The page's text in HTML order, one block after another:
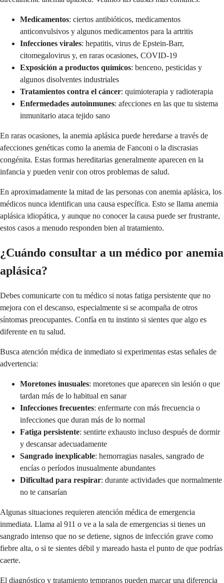
Medicamentos: ciertos antibióticos, medicamentos
anticonvulsivos y algunos medicamentos para la artritis
Infecciones virales: hepatitis, virus de Epstein-Barr,
citomegalovirus y, en raras ocasiones, COVID-19
Exposición a productos químicos: benceno, pesticidas y
algunos disolventes industriales
Tratamientos contra el cáncer: quimioterapia y radioterapia
Enfermedades autoinmunes: afecciones en las que tu sistema
inmunitario ataca tejido sano
En raras ocasiones, la anemia aplásica puede heredarse a través de
afecciones genéticas como la anemia de Fanconi o la discrasias
congénita. Estas formas hereditarias generalmente aparecen en la
infancia y pueden venir con otros problemas de salud.
En aproximadamente la mitad de las personas con anemia aplásica, los
médicos nunca identifican una causa específica. Esto se llama anemia
aplásica idiopática, y aunque no conocer la causa puede ser frustrante,
estos casos a menudo responden bien al tratamiento.
¿Cuándo consultar a un médico por anemia
aplásica?
Debes comunicarte con tu médico si notas fatiga persistente que no
mejora con el descanso, especialmente si se acompaña de otros
síntomas preocupantes. Confía en tu instinto si sientes que algo es
diferente en tu salud.
Busca atención médica de inmediato si experimentas estas señales de
advertencia:
Moretones inusuales: moretones que aparecen sin lesión o que
tardan más de lo habitual en sanar
Infecciones frecuentes: enfermarte con más frecuencia o
infecciones que duran más de lo normal
Fatiga persistente: sentirte exhausto incluso después de dormir
y descansar adecuadamente
Sangrado inexplicable: hemorragias nasales, sangrado de
encías o períodos inusualmente abundantes
Dificultad para respirar: durante actividades que normalmente
no te cansarían
Algunas situaciones requieren atención médica de emergencia
inmediata. Llama al 911 o ve a la sala de emergencias si tienes un
sangrado intenso que no se detiene, signos de infección grave como
fiebre alta, o si te sientes débil y mareado hasta el punto de que podrías
caerte.
El diagnóstico y tratamiento tempranos pueden marcar una diferencia